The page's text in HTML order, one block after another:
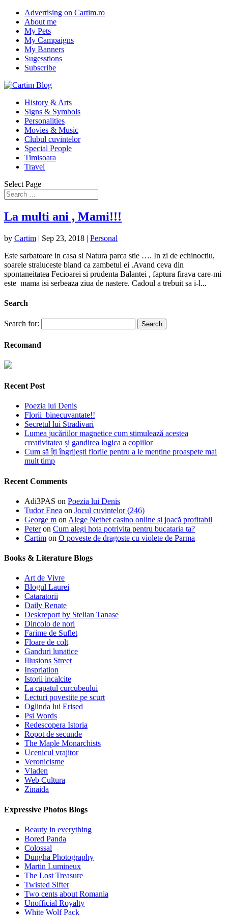
Advertising on Cartim.ro
About me
My Pets
My Campaigns
My Banners
Sugesstions
Subscribe
History & Arts
Signs & Symbols
Personalities
Movies & Music
Clubul cuvintelor
Special People
Timisoara
Travel
Select Page
La multi ani , Mami!!!
by Cartim | Sep 23, 2018 | Personal
Este sarbatoare in casa si Natura parca stie …. In zi de echinoctiu,
soarele straluceste bland ca zambetul ei .Avand ceva din
spontaneitatea Fecioarei si prudenta Balantei , faptura firava care-mi
este mama isi serbeaza ziua de nastere. Cadoul a trebuit sa i-l...
Search
Search for:
Recomand
Recent Post
Poezia lui Denis
Florii binecuvantate!!
Secretul lui Stradivari
Lumea jucăriilor magnetice cum stimulează acestea
creativitatea și gandirea logica a copiilor
Cum să îți îngrijești florile pentru a le menține proaspete mai
mult timp
Recent Comments
Adi3PAS on Poezia lui Denis
Tudor Enea on Jocul cuvintelor (246)
George m on Alege Netbet casino online și joacă profitabil
Peteron Cum alegi hota potrivita pentru bucataria ta?
Cartim on O poveste de dragoste cu violete de Parma
Books & Literature Blogs
Art de Vivre
Blogul Laurei
Cataratorii
Daily Renate
Deskreport by Stelian Tanase
Dincolo de nori
Farime de Suflet
Floare de colt
Ganduri lunatice
Illusions Street
Inspriation
Istorii incalcite
La capatul curcubeului
Lecturi povestite pe scurt
Oglinda lui Erised
Psi Words
Redescopera Istoria
Ropot de secunde
The Maple Monarchists
Ucenicul vrajitor
Veronicisme
Vladen
Web Cultura
Zinaida
Expressive Photos Blogs
Beauty in everything
Bored Panda
Colossal
Dungha Photography
Martin Lumineux
The Lost Treasure
Twisted Sifter
Two cents about Romania
Unofficial Royalty
White Wolf Pack